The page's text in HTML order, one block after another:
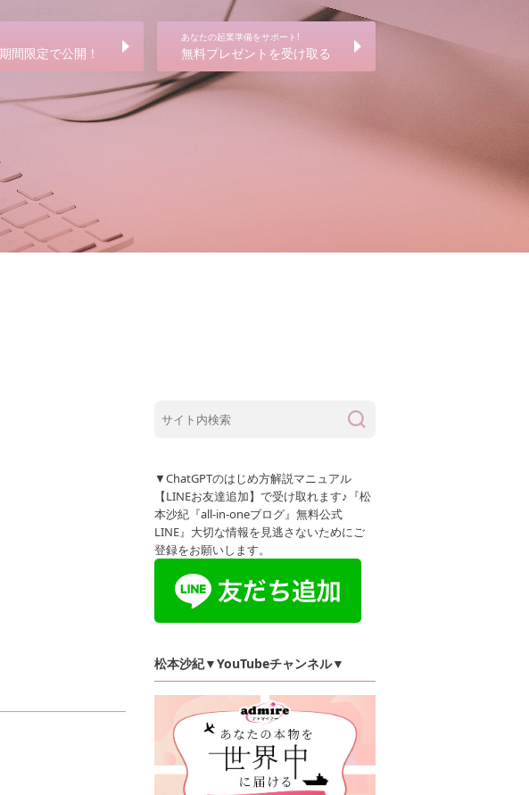
間限定で公開！
あなたの起業準備をサポート!
無料プレゼントを受け取る
▼ChatGPTのはじめ方解説マニュアル
【LINEお友達追加】で受け取れます♪『松
本沙紀『all-in-oneブログ』無料公式
LINE』大切な情報を見逃さないためにご
登録をお願いします。
松本沙紀▼YouTubeチャンネル▼